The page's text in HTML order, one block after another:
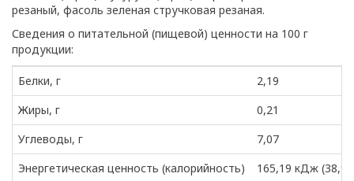
резаный, фасоль зеленая стручковая резаная.
Сведения о питательной (пищевой) ценности на 100 г
продукции:
Белки, г
2,19
Жиры, г
0,21
Углеводы, г
7,07
Энергетическая ценность (калорийность)
165,19 кДж